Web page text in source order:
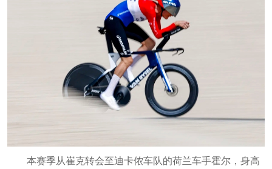
本赛季从崔克转会至迪卡侬车队的荷兰车手霍尔，身高